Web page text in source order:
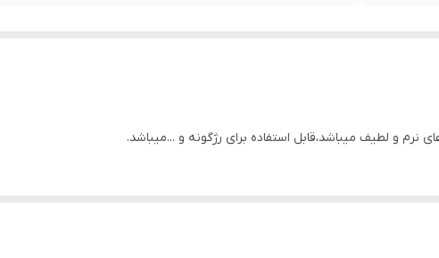
نرم و لطیف میباشد،قابل استفاده برای رژگونه و ...میباشد.